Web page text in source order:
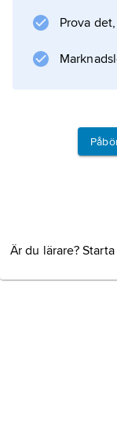
Prova
Är du lärare?